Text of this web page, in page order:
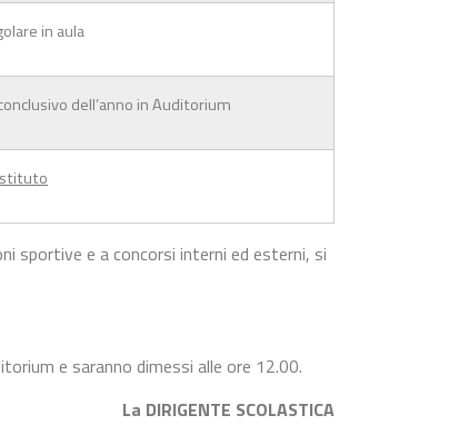
in aula
dell’anno in Auditorium
sportive e a concorsi interni ed esterni, si
e saranno dimessi alle ore 12.00.
La DIRIGENTE SCOLASTICA